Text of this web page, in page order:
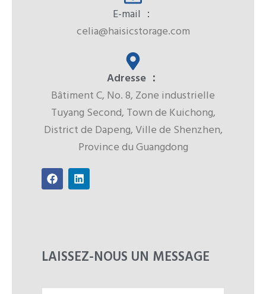
E-mail ：
celia@haisicstorage.com
Adresse ：
Bâtiment C, No. 8, Zone industrielle
Tuyang Second, Town de Kuichong,
District de Dapeng, Ville de Shenzhen,
Province du Guangdong
F
a
c
k
L
i
n
n
LAISSEZ-NOUS UN MESSAGE